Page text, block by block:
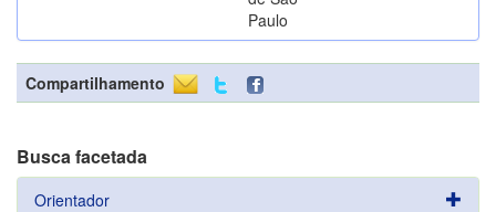
Paulo
Compartilhamento
Busca facetada
Orientador